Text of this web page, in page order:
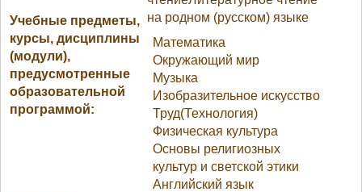
Учебные предметы,
курсы, дисциплины
(модули),
предусмотренные
образовательной
программой:
на родном (русском) языке
Математика
Окружающий мир
Музыка
Изобразительное искусство
Труд(Технология)
Физическая культура
Основы религиозных
культур и светской этики
Английский язык